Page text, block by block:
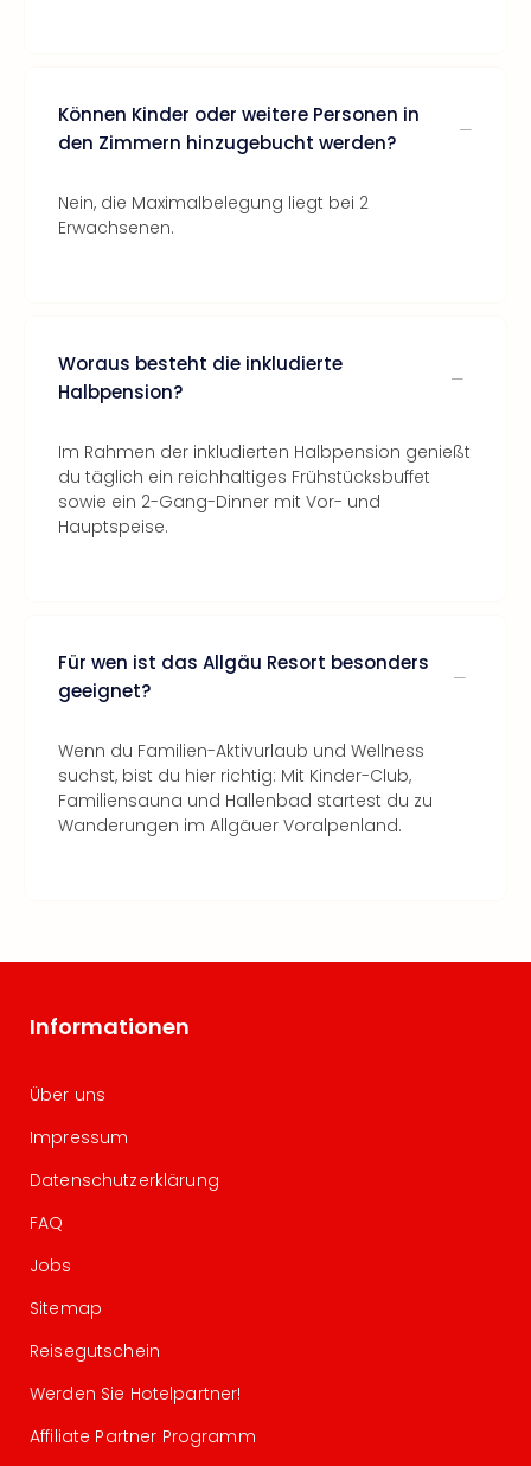
Können Kinder oder weitere Personen in
den Zimmern hinzugebucht werden?
Nein, die Maximalbelegung liegt bei 2
Erwachsenen.
Woraus besteht die inkludierte
Halbpension?
Im Rahmen der inkludierten Halbpension genießt
du täglich ein reichhaltiges Frühstücksbuffet
sowie ein 2-Gang-Dinner mit Vor- und
Hauptspeise.
Für wen ist das Allgäu Resort besonders
geeignet?
Wenn du Familien-Aktivurlaub und Wellness
suchst, bist du hier richtig: Mit Kinder-Club,
Familiensauna und Hallenbad startest du zu
Wanderungen im Allgäuer Voralpenland.
Informationen
Über uns
Impressum
Datenschutzerklärung
FAQ
Jobs
Sitemap
Reisegutschein
Werden Sie Hotelpartner!
Affiliate Partner Programm